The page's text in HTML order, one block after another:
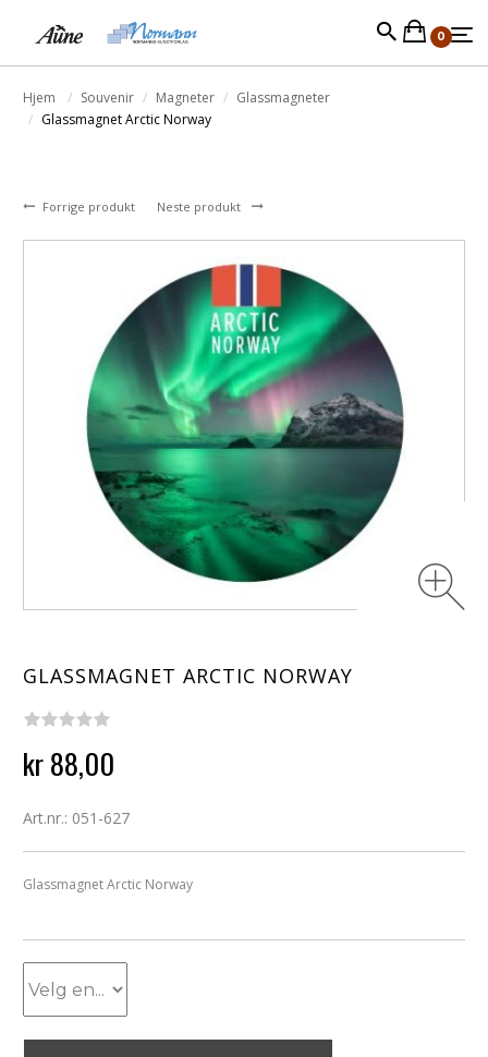
0
Hjem Souvenir Magneter
Glassmagneter
Glassmagnet Arctic Norway
Forrige produkt Neste produkt
GLASSMAGNET ARCTIC NORWAY
kr 88,00
Art.nr.: 051-627
Glassmagnet Arctic Norway